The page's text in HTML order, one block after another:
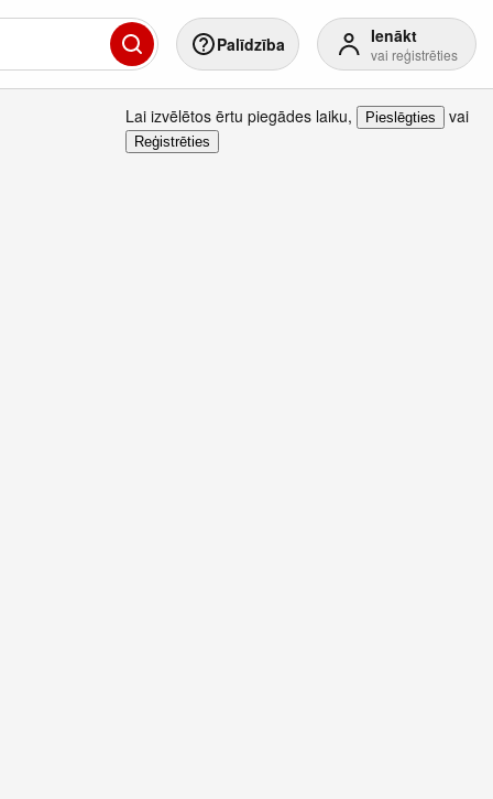
Palīdzība Ienākt
vai reģistrēties
Lai izvēlētos ērtu piegādes laiku, Pieslēgties vai
Reģistrēties